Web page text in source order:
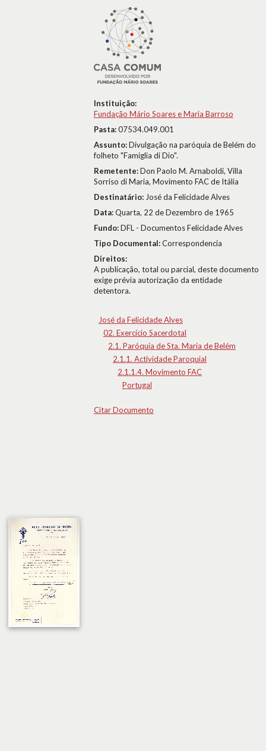
Instituição:
Fundação Mário Soares e Maria Barroso
Pasta:07534.049.001
Assunto:Divulgação na paróquia de Belém do
folheto "Famiglia di Dio".
Remetente:Don Paolo M. Arnaboldi, Villa
Sorriso di Maria, Movimento FAC de Itália
Destinatário: José da Felicidade Alves
Data:Quarta, 22 de Dezembro de 1965
Fundo:DFL - Documentos Felicidade Alves
Tipo Documental:Correspondencia
Direitos:
A publicação, total ou parcial, deste documento
exige prévia autorização da entidade
detentora.
José da Felicidade Alves
02. Exercício Sacerdotal
2.1. Paróquia de Sta. Maria de Belém
2.1.1. Actividade Paroquial
2.1.1.4. Movimento FAC
Portugal
Citar Documento